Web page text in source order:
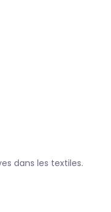
dans les textiles.